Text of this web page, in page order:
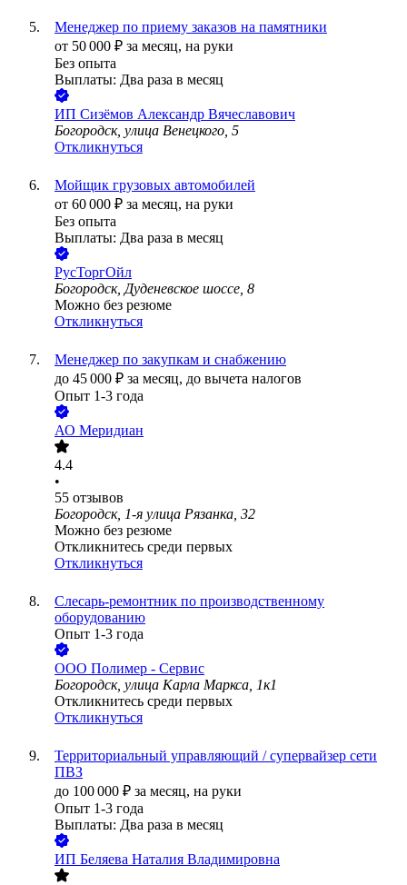
Менеджер по приему заказов на памятники
от 50 000 ₽ за месяц, на руки
Без опыта
Выплаты: Два раза в месяц
ИП Сизёмов Александр Вячеславович
Богородск, улица Венецкого, 5
Откликнуться
Мойщик грузовых автомобилей
от 60 000 ₽ за месяц, на руки
Без опыта
Выплаты: Два раза в месяц
РусТоргОйл
Богородск, Дуденевское шоссе, 8
Можно без резюме
Откликнуться
Менеджер по закупкам и снабжению
до 45 000 ₽ за месяц, до вычета налогов
Опыт 1-3 года
АО Меридиан
4.4
•
55 отзывов
Богородск, 1-я улица Рязанка, 32
Можно без резюме
Откликнитесь среди первых
Откликнуться
Слесарь-ремонтник по производственному
оборудованию
Опыт 1-3 года
ООО Полимер - Сервис
Богородск, улица Карла Маркса, 1к1
Откликнитесь среди первых
Откликнуться
Территориальный управляющий / супервайзер сети
ПВЗ
до 100 000 ₽ за месяц, на руки
Опыт 1-3 года
Выплаты: Два раза в месяц
ИП Беляева Наталия Владимировна